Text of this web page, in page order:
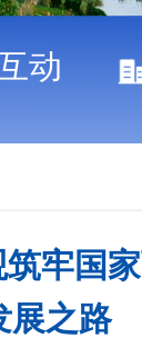
动
牢国
展之路